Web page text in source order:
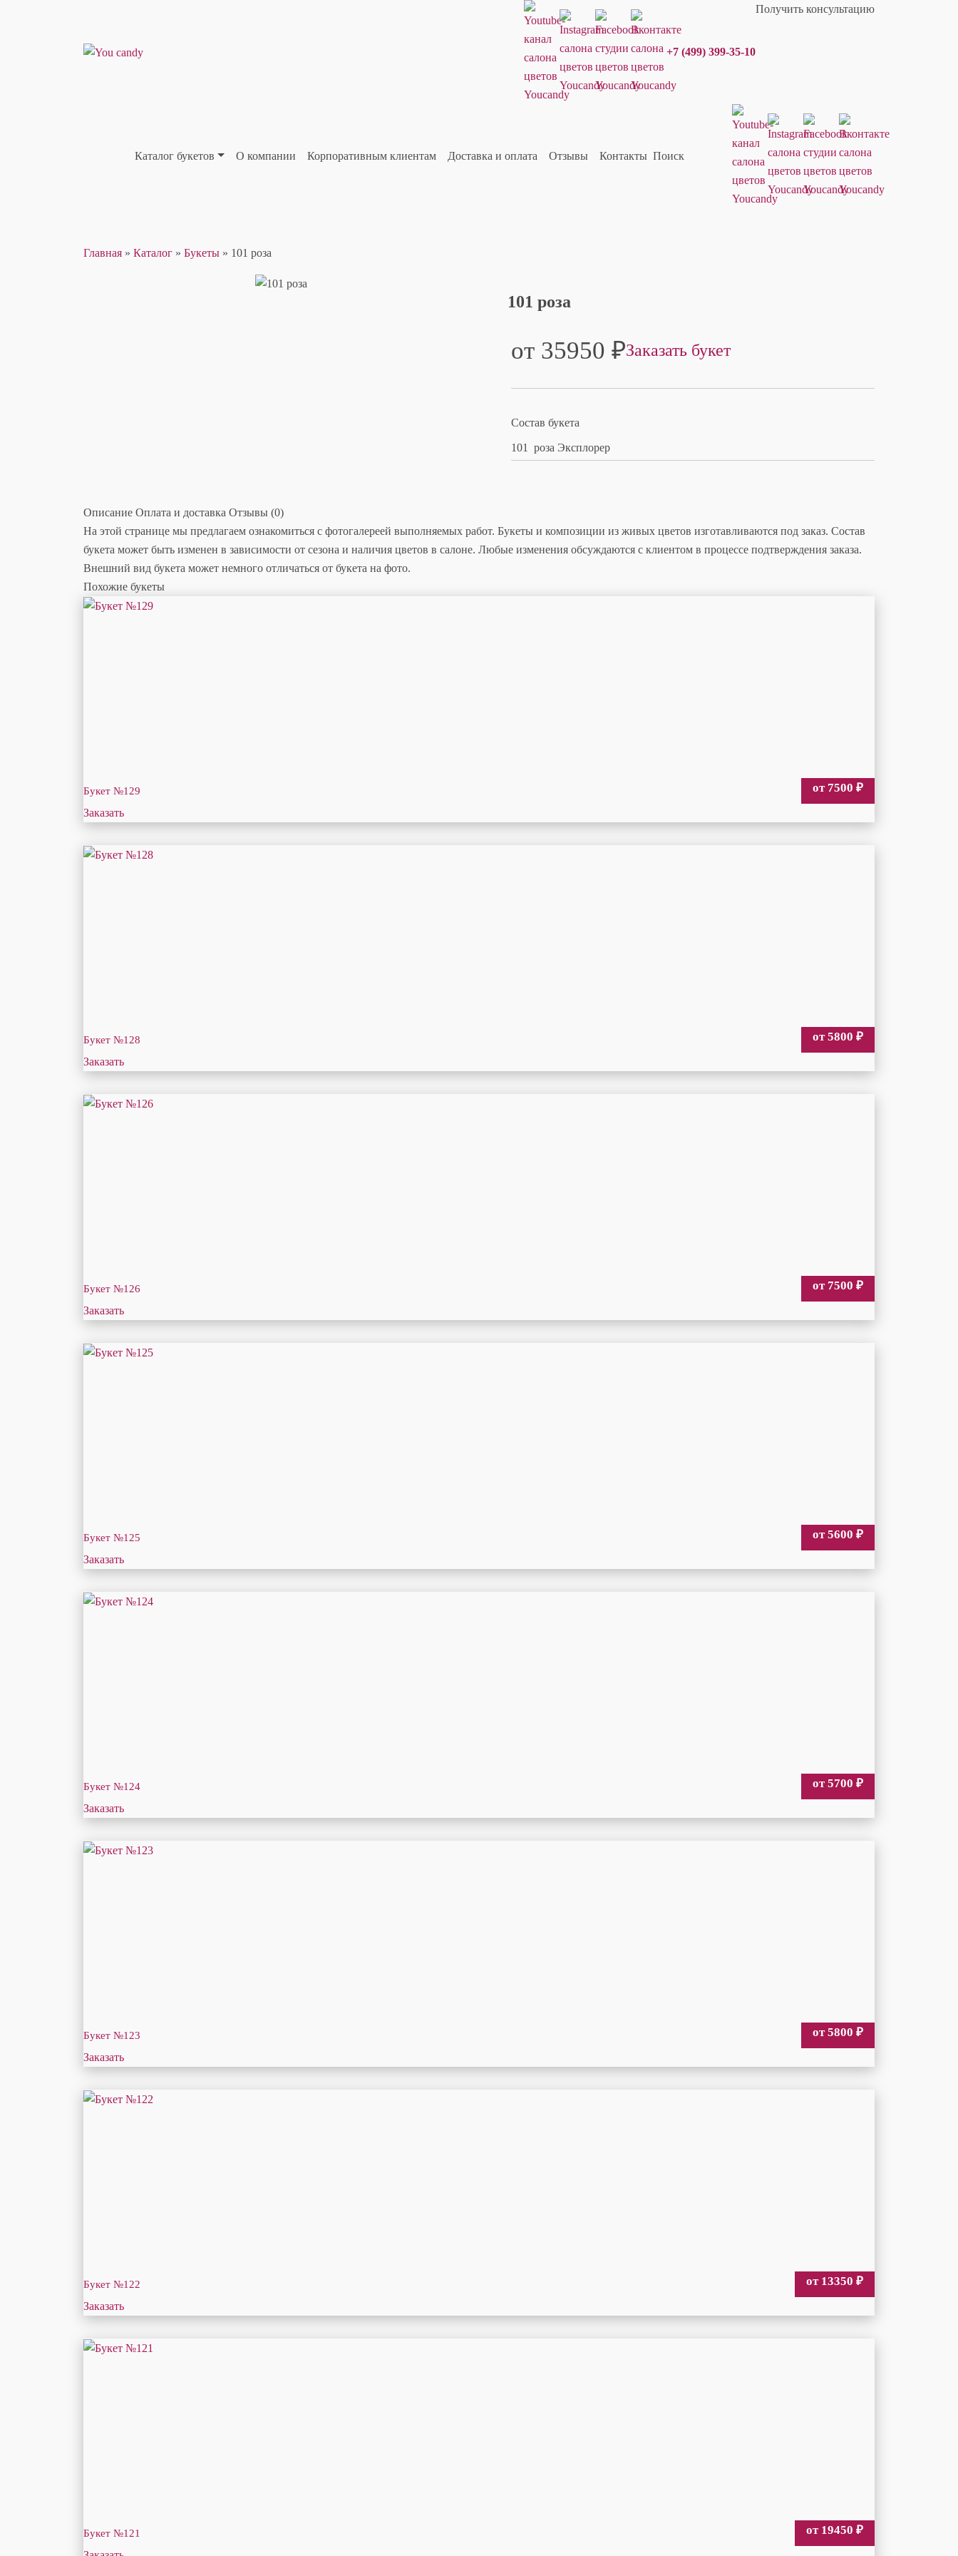
+7 (499) 399-35-10
Получить консультацию
Каталог букетов О компании Корпоративным клиентам Доставка и оплата Отзывы Контакты Поиск
Главная » Каталог » Букеты » 101 роза
101 роза
от 35950 ₽Заказать букет
Состав букета
101 роза Эксплорер
Описание Оплата и доставка Отзывы (0)
На этой странице мы предлагаем ознакомиться с фотогалереей выполняемых работ. Букеты и композиции из живых цветов изготавливаются под заказ. Состав
букета может быть изменен в зависимости от сезона и наличия цветов в салоне. Любые изменения обсуждаются с клиентом в процессе подтверждения заказа.
Внешний вид букета может немного отличаться от букета на фото.
Похожие букеты
Букет №129 от 7500 ₽
Заказать
Букет №128 от 5800 ₽
Заказать
Букет №126 от 7500 ₽
Заказать
Букет №125 от 5600 ₽
Заказать
Букет №124 от 5700 ₽
Заказать
Букет №123 от 5800 ₽
Заказать
Букет №122 от 13350 ₽
Заказать
Букет №121 от 19450 ₽